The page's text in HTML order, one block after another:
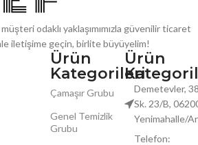
odaklı yaklaşımımızla güvenilir ticaret
iletişime geçin, birlite büyüyelim!
Ürün
Kategorileri
Çamaşır Grubu
Genel Temizlik
Grubu
Ürün
Demetevler,
Sk. 23/B,
Yenimahalle/
Telefon: